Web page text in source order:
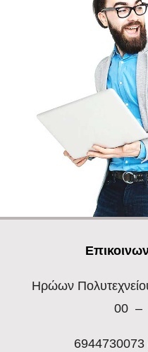
Ηρώων
00 –
6944730073